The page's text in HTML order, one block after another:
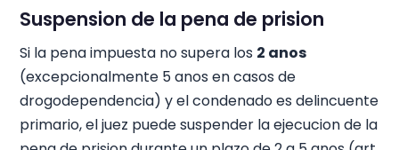
Suspension de la pena de prision
Si la pena impuesta no supera los 2 anos
(excepcionalmente 5 anos en casos de
drogodependencia) y el condenado es delincuente
primario, el juez puede suspender la ejecucion de la